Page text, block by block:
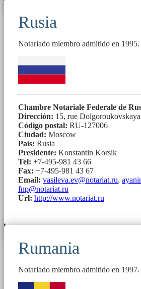
Rusia
Notariado miembro admitido en 1995.
Chambre Notariale Federale de
Dirección: 15, rue
Código postal: RU-127006
Ciudad: Moscow
País: Rusia
Presidente: Konstantin Korsik
Tel: +7-495-981 43 66
Fax: +7-495-981 43 67
Email: vasileva.ev@notariat.ru,
fnp@notariat.ru
Url: http://www.notariat.ru
Rumania
Notariado miembro admitido en 1997.